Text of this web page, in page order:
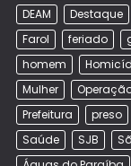
DEAM
Destaque
Farol
feriado
homem
Mulher
Prefeitura
preso
Saúde
SJB